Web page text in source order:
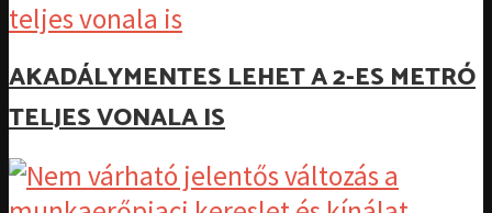
AKADÁLYMENTES LEHET A 2-ES METRÓ
TELJES VONALA IS